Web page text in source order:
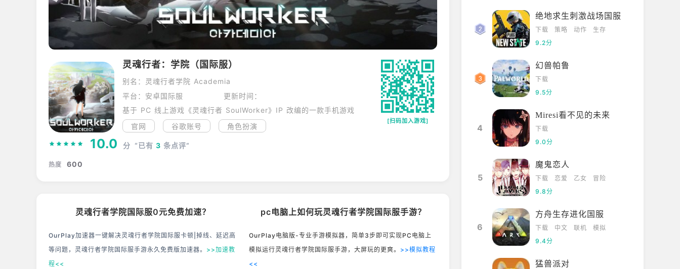
灵魂行者：学院（国际服）
别名：灵魂行者学院 Academia
平台：安卓国际服
更新时间：
基于 PC 线上游戏《灵魂行者 SoulWorker》IP 改编的一款手机游戏
官网
谷歌账号 角色扮演
[扫码加入游戏]
10.0 分 “已有 3 条点评”
热度 600
灵魂行者学院国际服0元免费加速？
OurPlay加速器一键解决灵魂行者学院国际服卡顿|掉线、延迟高
等问题，灵魂行者学院国际服手游永久免费版加速器。 >>加速教
程<<
pc电脑上如何玩灵魂行者学院国际服手游？
OurPlay电脑版-专业手游模拟器，简单3步即可实现PC电脑上
模拟运行灵魂行者学院国际服手游，大屏玩的更爽。 >>模拟教程
<<
绝地求生刺激战场国服
下载 策略 动作
生存
9.2分
幻兽帕鲁
下载
9.5分
4
Miresi看不见的未来
下载
9.0分
5
魔鬼恋人
下载 恋爱 乙女
冒险
9.8分
6
方舟生存进化国服
下载 中文 联机
模拟
9.4分
猛兽派对